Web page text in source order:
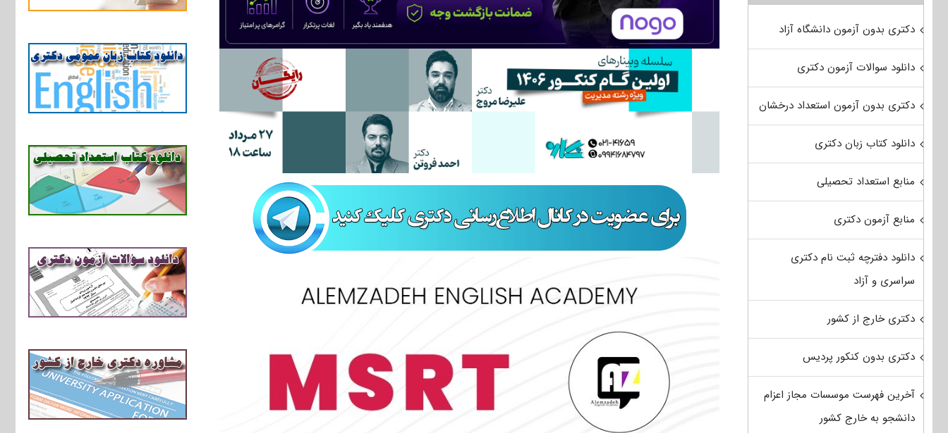
دکتری بدون آزمون دانشگاه آزاد
دانلود سوالات آزمون دکتری
دکتری بدون آزمون استعداد درخشان
دانلود کتاب زبان دکتری
منابع استعداد تحصیلی
منابع آزمون دکتری
دانلود دفترچه ثبت نام دکتری
سراسری و آزاد
دکتری خارج از کشور
دکتری بدون کنکور پردیس
آخرین فهرست موسسات مجاز اعزام
دانشجو به خارج کشور